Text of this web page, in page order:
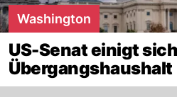
Washington
US-Senat einigt
Übergangshaushalt